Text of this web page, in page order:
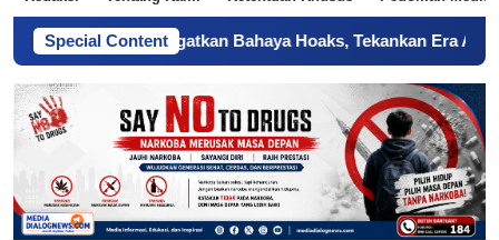
Special Content
Jakarta Ingatkan Bahaya Hoaks, Tekankan Era AI- Sertifikat